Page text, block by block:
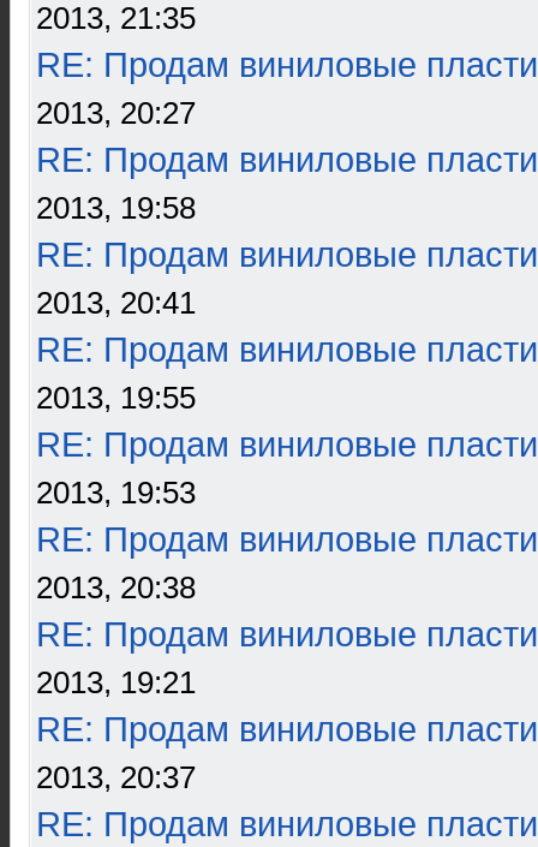
2013, 21:35
RE: Продам виниловые
2013, 20:27
RE: Продам виниловые
2013, 19:58
RE: Продам виниловые
2013, 20:41
RE: Продам виниловые
2013, 19:55
RE: Продам виниловые
2013, 19:53
RE: Продам виниловые
2013, 20:38
RE: Продам виниловые
2013, 19:21
RE: Продам виниловые
2013, 20:37
RE: Продам виниловые